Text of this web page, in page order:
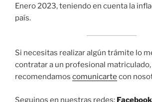
Enero 2023, teniendo en cuenta la
país.
Si necesitas realizar algún trámite lo
contratar a un profesional
recomendamos comunicarte con
Seguinos en nuestras redes: Facebook